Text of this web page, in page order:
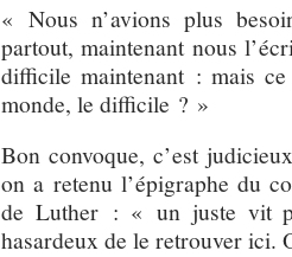
« Nous n’avions plus
partout, maintenant nous
difficile maintenant : mais
monde, le difficile ? »
Bon convoque, c’est
on a retenu l’épigraphe du
de Luther : « un juste vit
hasardeux de le retrouver ici.